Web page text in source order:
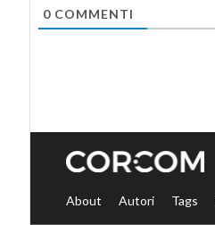
0COMMENTI
About Autori Tags